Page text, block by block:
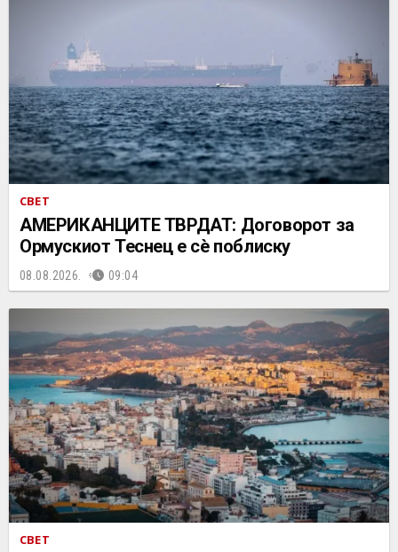
СВЕТ
АМЕРИКАНЦИТЕ ТВРДАТ: Договорот за
Ормускиот Теснец е сè поблиску
08.08.2026. 09:04
СВЕТ